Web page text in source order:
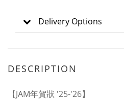
Delivery Options
DESCRIPTION
【JAM年賀狀 '25-'26】